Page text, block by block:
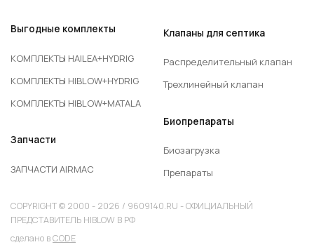
Выгодные комплекты
КОМПЛЕКТЫ HAILEA+HYDRIG
КОМПЛЕКТЫ HIBLOW+HYDRIG
КОМПЛЕКТЫ HIBLOW+MATALA
Запчасти
ЗАПЧАСТИ AIRMAC
Клапаны для септика
Распределительный клапан
Трехлинейный клапан
Биопрепараты
Биозагрузка
Препараты
COPYRIGHT © 2000 - 2026 / 9609140.RU - ОФИЦИАЛЬНЫЙ
ПРЕДСТАВИТЕЛЬ HIBLOW В РФ
сделано вCODE